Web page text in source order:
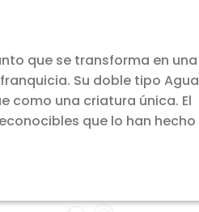
que se transforma en una
Su doble tipo Agua
como una criatura única. El
que lo han hecho